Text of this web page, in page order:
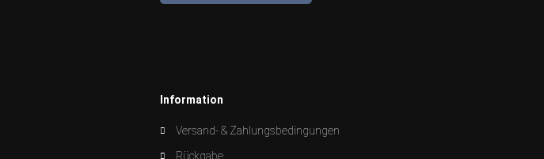
Information
Versand- & Zahlungsbedingungen
Rückgabe